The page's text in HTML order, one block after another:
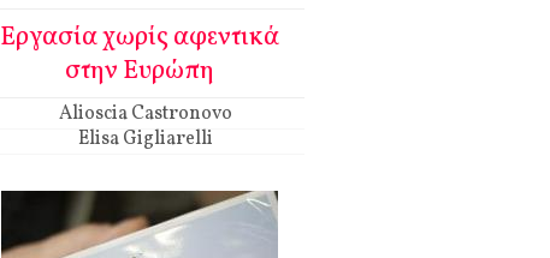
Εργασία χωρίς αφεντικά
στην Ευρώπη
Alioscia Castronovo
Elisa Gigliarelli